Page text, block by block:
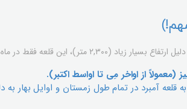
فقط در ماه‌های گرم سال قابل دسترسی است.
(معمولاً از اواخر مِی تا اواسط اکتبر).
قلعه آمبرد در تمام طول زمستان و اوایل بهار